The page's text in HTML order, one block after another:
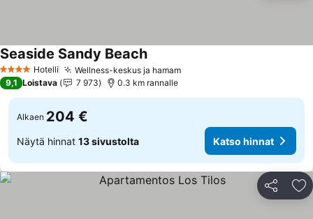
4 Tähtiluokitus
Hotelli Wellness-keskus ja hamam
Seaside Sandy Beach
9,1 Loistava 7 973 0.3 km rannalle
Alkaen 204 €
Näytä hinnat 13 sivustolta Katso hinnat
Jaa